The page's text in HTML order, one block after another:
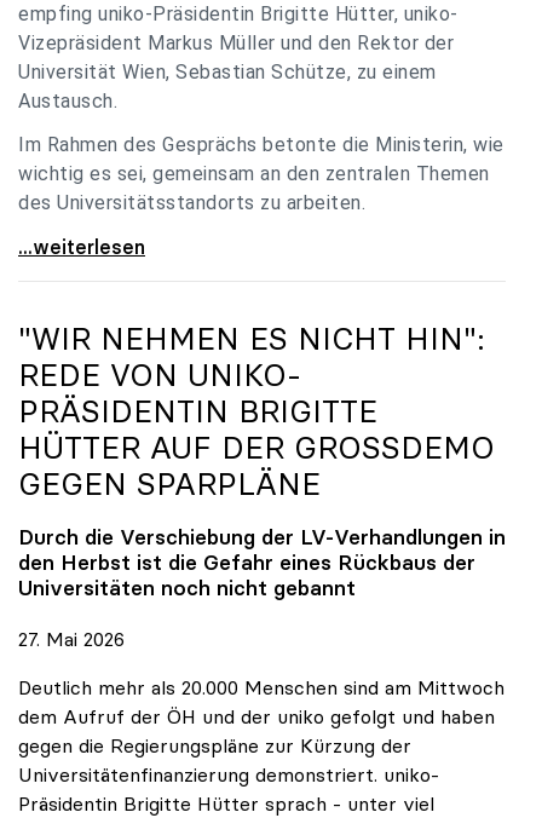
empfing uniko-Präsidentin Brigitte Hütter, uniko-
Vizepräsident Markus Müller und den Rektor der
Universität Wien, Sebastian Schütze, zu einem
Austausch.
Im Rahmen des Gesprächs betonte die Ministerin, wie
wichtig es sei, gemeinsam an den zentralen Themen
des Universitätsstandorts zu arbeiten.
Holzleitner empfing uniko-Spitze zum Austausch
...weiterlesen
"WIR NEHMEN ES NICHT HIN":
REDE VON UNIKO-
PRÄSIDENTIN BRIGITTE
HÜTTER AUF DER GROSSDEMO G
EGEN SPARPLÄNE
Durch die Verschiebung der LV-Verhandlungen in
den Herbst ist die Gefahr eines Rückbaus der
Universitäten noch nicht gebannt
27. Mai 2026
Deutlich mehr als 20.000 Menschen sind am Mittwoch
dem Aufruf der ÖH und der uniko gefolgt und haben
gegen die Regierungspläne zur Kürzung der
Universitätenfinanzierung demonstriert. uniko-
Präsidentin Brigitte Hütter sprach - unter viel